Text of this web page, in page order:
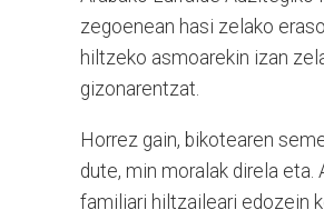
zegoenean hasi zelako
hiltzeko asmoarekin izan
gizonarentzat.
Horrez gain, bikotearen
dute, min moralak direla eta.
familiari hiltzaileari edozein